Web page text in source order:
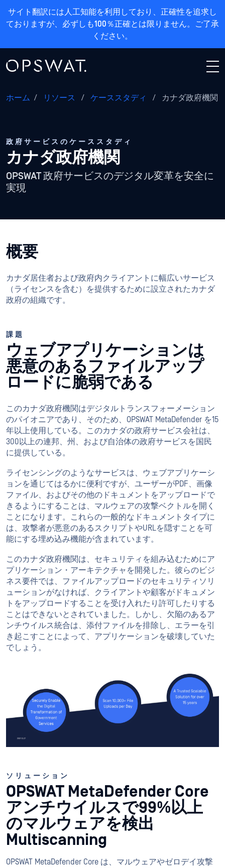
サイト翻訳には人工知能を利用しており、正確性を追求し
ておりますが、必ずしも100％正確とは限りません。ご了承
ください。
ホーム / リソース / ケーススタディ / カナダ政府機関
政府サービスのケーススタディ
カナダ政府機関
OPSWAT 政府サービスのデジタル変革を安全に
実現
概要
カナダ居住者および政府内クライアントに幅広いサービス
（ライセンスを含む）を提供するために設立されたカナダ
政府の組織です。
課題
ウェブアプリケーションは
悪意のあるファイルアップ
ロードに脆弱である
このカナダ政府機関はデジタルトランスフォーメーション
のパイオニアであり、そのため、OPSWAT MetaDefender を15
年以上使用している。このカナダの政府サービス会社は、
300以上の連邦、州、および自治体の政府サービスを国民
に提供している。
ライセンシングのようなサービスは、ウェブアプリケーシ
ョンを通じてはるかに便利ですが、ユーザーがPDF、画像
ファイル、およびその他のドキュメントをアップロードで
きるようにすることは、マルウェアの攻撃ベクトルを開く
ことになります。これらの一般的なドキュメントタイプに
は、攻撃者が悪意のあるスクリプトやURLを隠すことを可
能にする埋め込み機能が含まれています。
このカナダ政府機関は、セキュリティを組み込むためにア
プリケーション・アーキテクチャを開発した。彼らのビジ
ネス要件では、ファイルアップロードのセキュリティソリ
ューションがなければ、クライアントや顧客がドキュメン
トをアップロードすることを受け入れたり許可したりする
ことはできないとされていました。しかし、欠陥のあるア
ンチウイルス統合は、添付ファイルを排除し、エラーを引
き起こすことによって、アプリケーションを破壊していた
でしょう。
ソリューション
OPSWAT MetaDefender Core
アンチウイルスで99%以上
のマルウェアを検出
Multiscanning
OPSWAT MetaDefender Core は、マルウェアやゼロデイ攻撃